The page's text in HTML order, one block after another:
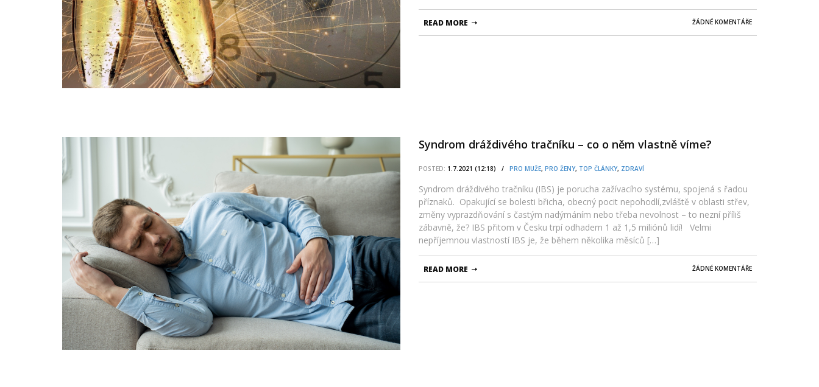
ŽÁDNÉ KOMENTÁŘE
READ MORE
Syndrom dráždivého tračníku – co o něm vlastně víme?
POSTED: 1.7.2021 (12:18) / PRO MUŽE, PRO ŽENY, TOP ČLÁNKY, ZDRAVÍ
Syndrom dráždivého tračníku (IBS) je porucha zažívacího systému, spojená s řadou
příznaků. Opakující se bolesti břicha, obecný pocit nepohodlí,zvláště v oblasti střev,
změny vyprazdňování s častým nadýmáním nebo třeba nevolnost – to nezní příliš
zábavně, že? IBS přitom v Česku trpí odhadem 1 až 1,5 miliónů lidí! Velmi
nepříjemnou vlastností IBS je, že během několika měsíců […]
ŽÁDNÉ KOMENTÁŘE
READ MORE